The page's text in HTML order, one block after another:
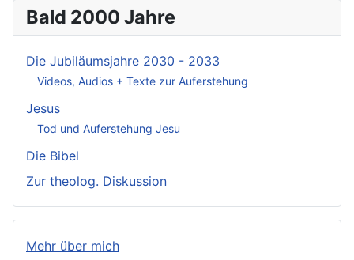
Bald 2000 Jahre
Die Jubiläumsjahre 2030 - 2033
Videos, Audios + Texte zur Auferstehung
Jesus
Tod und Auferstehung Jesu
Die Bibel
Zur theolog. Diskussion
Mehr über mich